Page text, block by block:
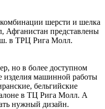
шерсти и шелка
Афганистан представлены
в ТРЦ Рига Молл.
но в более доступном
изделия машинной работы
бельгийские
в ТЦ Рига Молл. А
нужный дизайн.